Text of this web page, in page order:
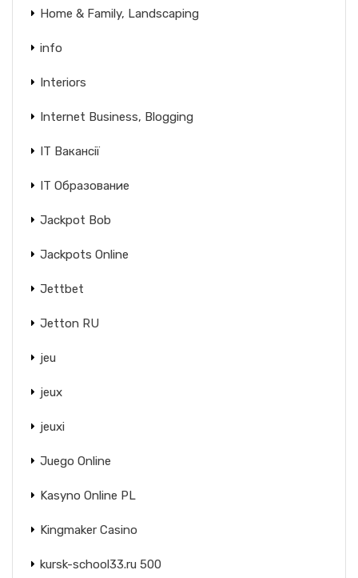
Home & Family, Landscaping
info
Interiors
Internet Business, Blogging
IT Вакансії
IT Образование
Jackpot Bob
Jackpots Online
Jettbet
Jetton RU
jeu
jeux
jeuxi
Juego Online
Kasyno Online PL
Kingmaker Casino
kursk-school33.ru 500